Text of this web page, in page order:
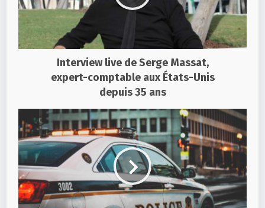
Interview live de Serge Massat,
expert-comptable aux États-Unis
depuis 35 ans